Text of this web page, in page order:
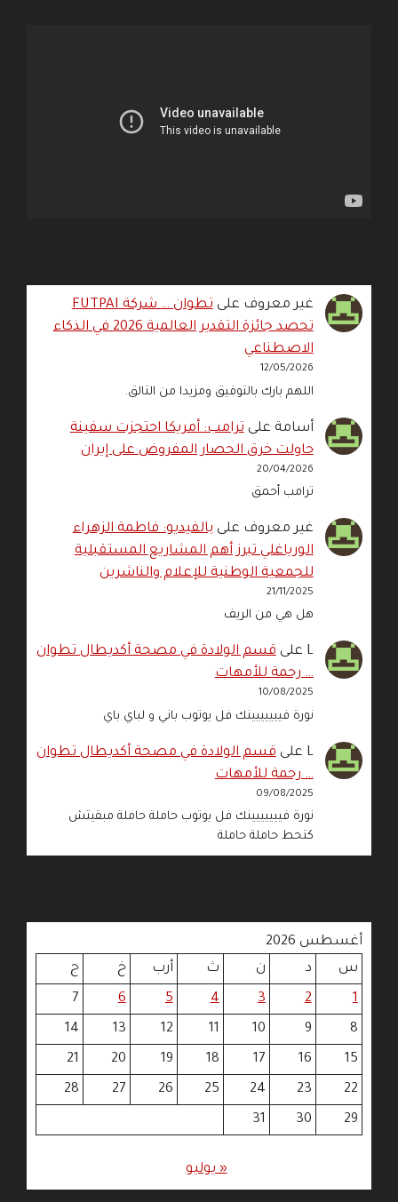
غير معروف على
تطوان … شركة FUTPAI
تحصد جائزة التقدير العالمية 2026 في الذكاء
الاصطناعي
12/05/2026
اللهم بارك بالتوفيق ومزيدا من التالق.
أسامة علىترامب: أمريكا احتجزت سفينة
حاولت خرق الحصار المفروض على إيران
20/04/2026
ترامب أحمق
غير معروف علىبالفيديو: فاطمة الزهراء
الورياغلي تبرز أهم المشاريع المستقبلية
للجمعية الوطنية للإعلام والناشرين
21/11/2025
هل هي من الريف
L علىقسم الولادة في مصحة أكديطال تطوان
… رحمة للأمهات
10/08/2025
نورة فييييييينك فل يوتوب باني و لباي باي
L علىقسم الولادة في مصحة أكديطال تطوان
… رحمة للأمهات
09/08/2025
نورة فييييييينك فل يوتوب حاملة حاملة مبقيتش
كتحط حاملة حاملة
أغسطس 2026
س
د ن ث أرب خ
ج
1
2
3
4
5
6
7
8
9
10
11
12
13
14
15
16
17
18
19
20
21
22
23
24
25
26
27
28
29
30
31
« يوليو